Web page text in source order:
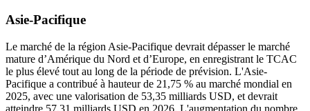
Asie-Pacifique
Le marché de la région Asie-Pacifique devrait dépasser le marché
mature d’Amérique du Nord et d’Europe, en enregistrant le TCAC
le plus élevé tout au long de la période de prévision. L'Asie-
Pacifique a contribué à hauteur de 21,75 % au marché mondial en
2025, avec une valorisation de 53,35 milliards USD, et devrait
atteindre 57,31 milliards USD en 2026. L'augmentation du nombre